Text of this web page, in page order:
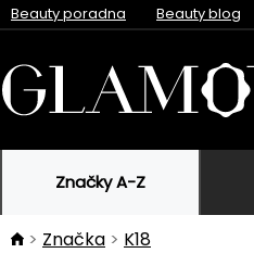
Beauty poradna Beauty blog
Značky A-Z
Značka K18